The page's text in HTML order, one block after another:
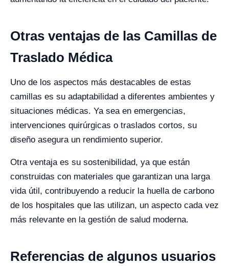
Otras ventajas de las Camillas de
Traslado Médica
Uno de los aspectos más destacables de estas
camillas es su adaptabilidad a diferentes ambientes y
situaciones médicas. Ya sea en emergencias,
intervenciones quirúrgicas o traslados cortos, su
diseño asegura un rendimiento superior.
Otra ventaja es su sostenibilidad, ya que están
construidas con materiales que garantizan una larga
vida útil, contribuyendo a reducir la huella de carbono
de los hospitales que las utilizan, un aspecto cada vez
más relevante en la gestión de salud moderna.
Referencias de algunos usuarios